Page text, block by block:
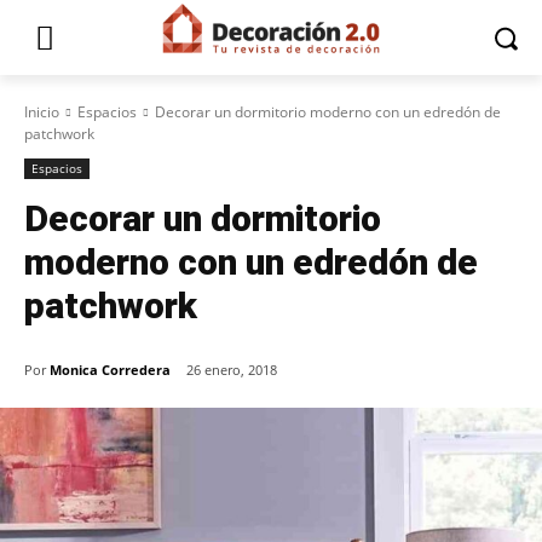
Inicio Espacios
Decorar un dormitorio moderno con un edredón de
patchwork
Espacios
Decorar un dormitorio
moderno con un edredón de
patchwork
Por Monica Corredera 26 enero, 2018